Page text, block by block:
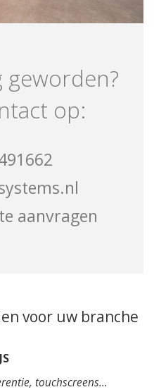
geworden?
op:
aanvragen
voor uw branche
touchscreens...